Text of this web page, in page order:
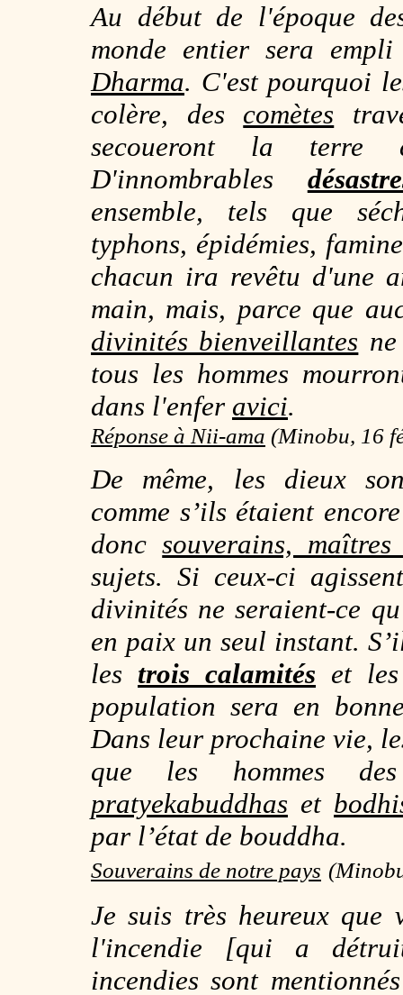
Au début de l'époque
monde entier sera
Dharma. C'est pourquoi
colère, des comètes
secoueront la terre
D'innombrables
ensemble, tels que
typhons, épidémies,
chacun ira revêtu d'une
main, mais, parce que
divinités bienveillantes
tous les hommes
dans l'enfer avici.
Réponse à Nii-ama (Minobu, 16
De même, les dieux
comme s’ils étaient
doncsouverains,
sujets. Si ceux-ci
divinités ne seraient-ce
en paix un seul instant.
les trois calamités et
population sera en
Dans leur prochaine vie,
que les hommes
pratyekabuddhas et
par l’état de bouddha.
Souverains de notre pays
Je suis très heureux que
l'incendie [qui a
incendies sont